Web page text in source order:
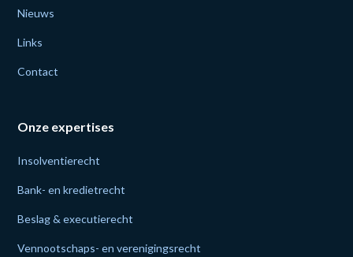
Nieuws
Links
Contact
Onze expertises
Insolventie­recht
Bank- en krediet­recht
Beslag & executie­recht
Vennoot­schaps- en verenigings­recht